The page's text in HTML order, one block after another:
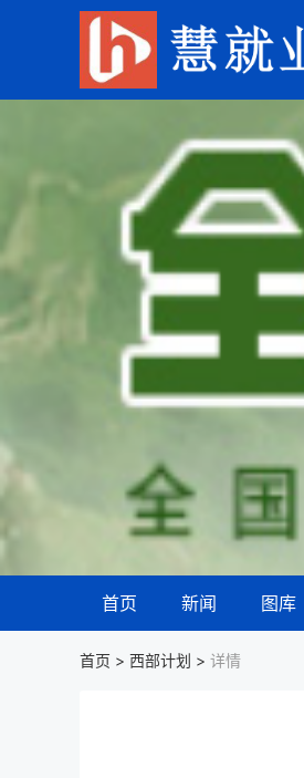
首页 新闻 图库
首页 > 西部计划 > 详情